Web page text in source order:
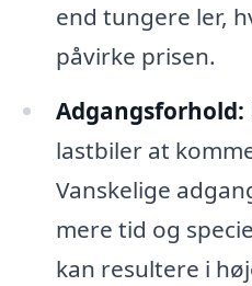
end tungere ler,
påvirke prisen.
Adgangsforhold:
lastbiler at
Vanskelige
mere tid og
kan resultere i